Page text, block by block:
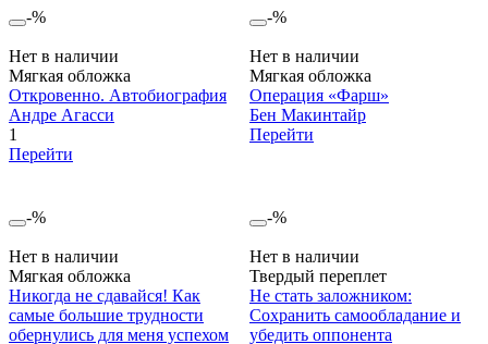
-%
Нет в наличии
Мягкая обложка
Откровенно. Автобиография
Андре Агасси
1
Перейти
-%
Нет в наличии
Мягкая обложка
Операция «Фарш»
Бен Макинтайр
Перейти
-%
Нет в наличии
Мягкая обложка
Никогда не сдавайся! Как
самые большие трудности
обернулись для меня успехом
-%
Нет в наличии
Твердый переплет
Не стать заложником:
Сохранить самообладание и
убедить оппонента